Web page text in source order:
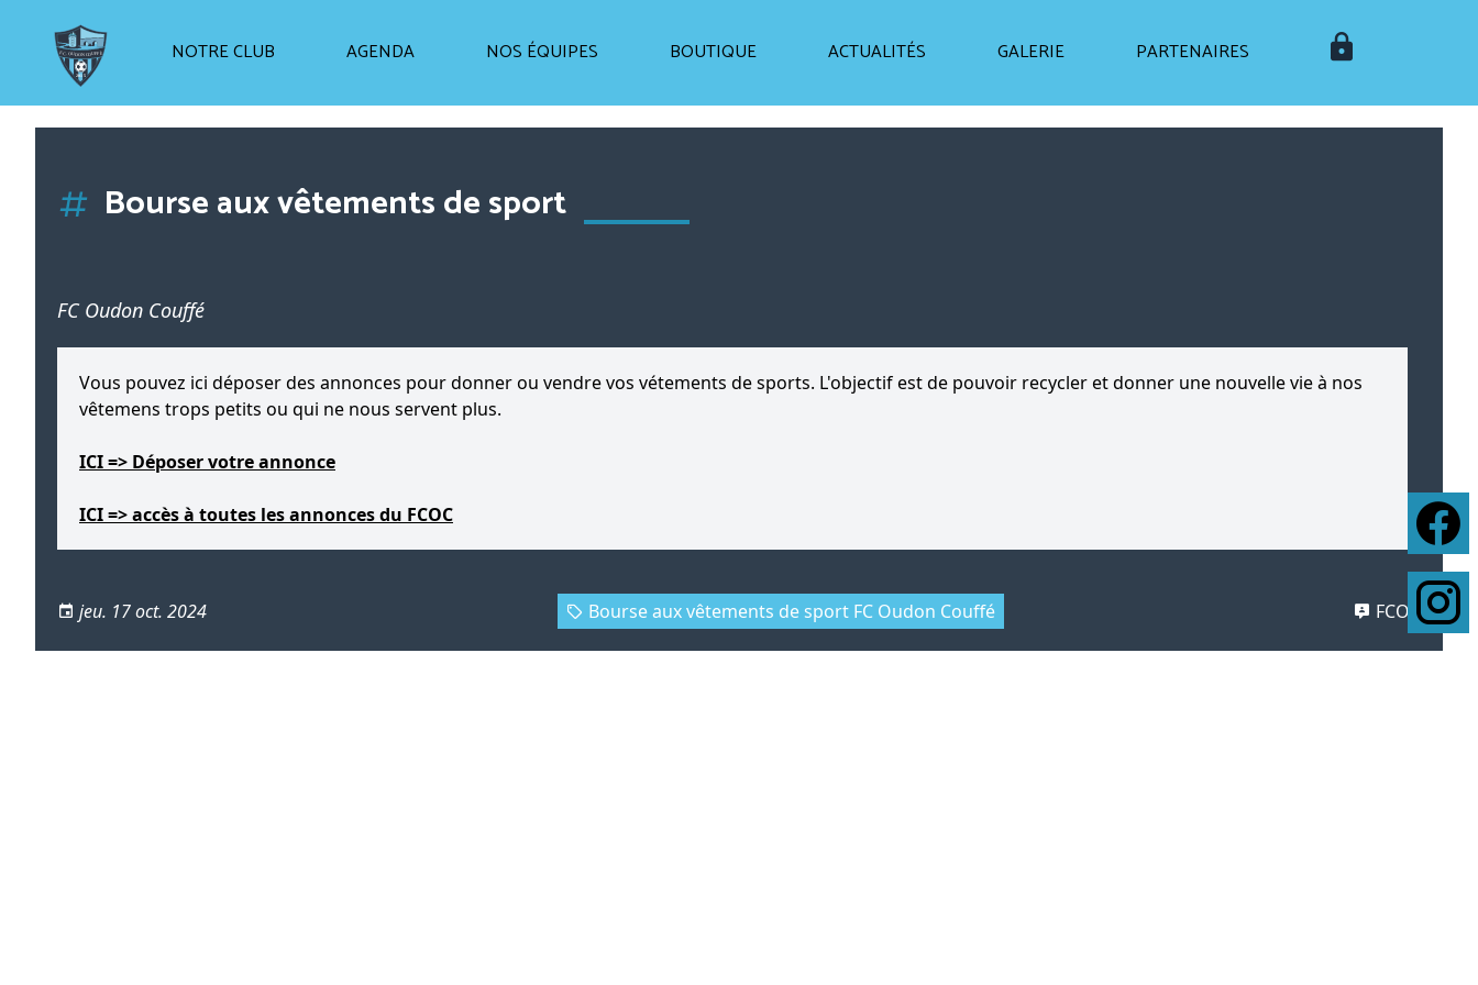
2015
F.C OUDON COUFFÉ
.
F. C.OUDON COUFFÉ NOTRE CLUB AGENDA NOS ÉQUIPES BOUTIQUE ACTUALITÉS GALERIE PARTENAIRES
Bourse aux vêtements de sport
FC Oudon Couffé
Vous pouvez ici déposer des annonces pour donner ou vendre vos vétements de sports. L'objectif est de pouvoir recycler et donner une nouvelle vie à nos
vêtemens trops petits ou qui ne nous servent plus.
ICI => Déposer votre annonce
ICI => accès à toutes les annonces du FCOC
jeu. 17 oct. 2024 Bourse aux vêtements de sport FC Oudon Couffé FCOC